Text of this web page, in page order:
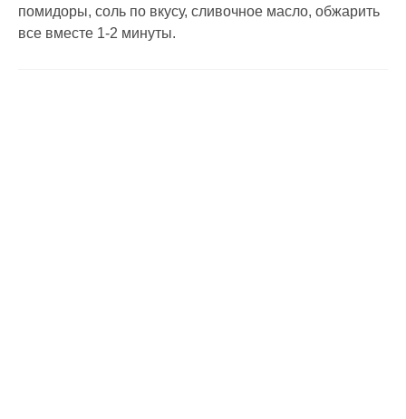
помидоры, соль по вкусу, сливочное масло, обжарить
все вместе 1-2 минуты.